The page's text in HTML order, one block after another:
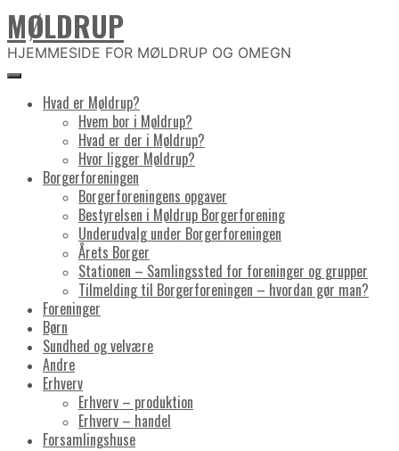
Skip
to
content
MØLDRUP
HJEMMESIDE FOR MØLDRUP OG OMEGN
Hvad er Møldrup?
Hvem bor i Møldrup?
Hvad er der i Møldrup?
Hvor ligger Møldrup?
Borgerforeningen
Borgerforeningens opgaver
Bestyrelsen i Møldrup Borgerforening
Underudvalg under Borgerforeningen
Årets Borger
Stationen – Samlingssted for foreninger og grupper
Tilmelding til Borgerforeningen – hvordan gør man?
Foreninger
Børn
Sundhed og velvære
Andre
Erhverv
Erhverv – produktion
Erhverv – handel
Forsamlingshuse